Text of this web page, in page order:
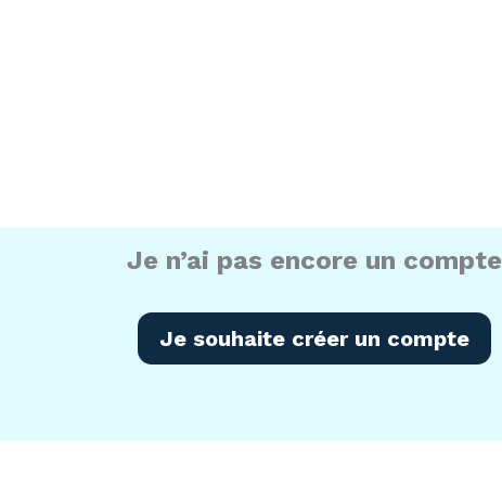
Je n’ai pas encore un compte
Je souhaite créer un compte